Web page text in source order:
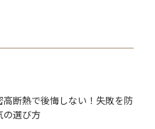
高断熱で後悔しない！失敗を防
の選び方